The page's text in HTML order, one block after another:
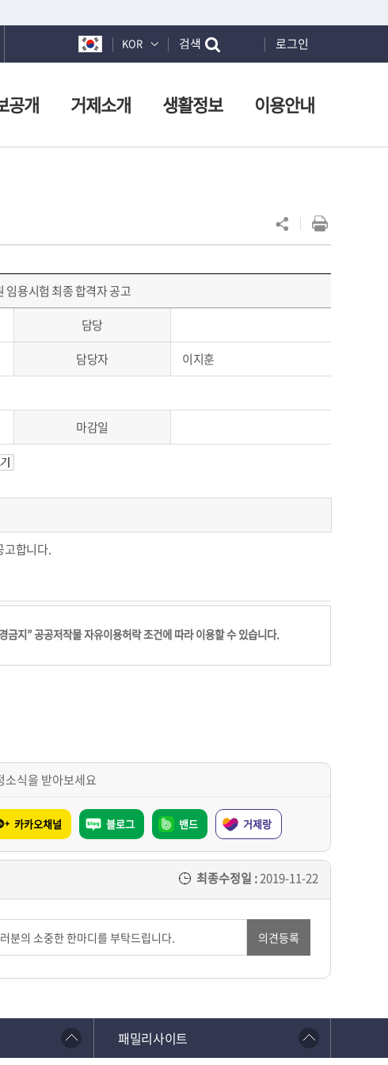
KOR 검색 로그인
공개 거제소개 생활정보 이용안내
임용시험 최종 합격자 공고
담당
담당자
이지훈
마감일
고합니다.
지” 공공저작물 자유이용허락 조건에 따라 이용할 수 있습니다.
소식을 받아보세요
카카오채널 블로그 밴드 거제랑
최종수정일 :2019-11-22
의견등록
패밀리사이트